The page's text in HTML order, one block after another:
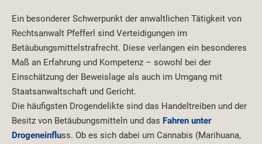
Ein besonderer Schwerpunkt der anwaltlichen Tätigkeit von
Rechtsanwalt Pfefferl sind Verteidigungen im
Betäubungsmittelstrafrecht. Diese verlangen ein besonderes
Maß an Erfahrung und Kompetenz – sowohl bei der
Einschätzung der Beweislage als auch im Umgang mit
Staatsanwaltschaft und Gericht.
Die häufigsten Drogendelikte sind das Handeltreiben und der
Besitz von Betäubungsmitteln und das Fahren unter
Drogeneinfluss. Ob es sich dabei um Cannabis (Marihuana,